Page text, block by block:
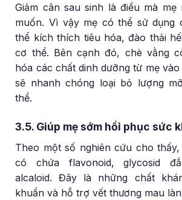
Giảm cân sau sinh là điều mà mẹ
muốn. Vì vậy mẹ có thể sử dụng
thể kích thích tiêu hóa, đào thải
cơ thể. Bên cạnh đó, chè vằng
hóa các chất dinh dưỡng từ mẹ
sẽ nhanh chóng loại bỏ lượng
thể.
3.5. Giúp mẹ sớm hồi phục sức
Theo một số nghiên cứu cho
có chứa flavonoid, glycosid
alcaloid. Đây là những chất
khuẩn và hỗ trợ vết thương mau